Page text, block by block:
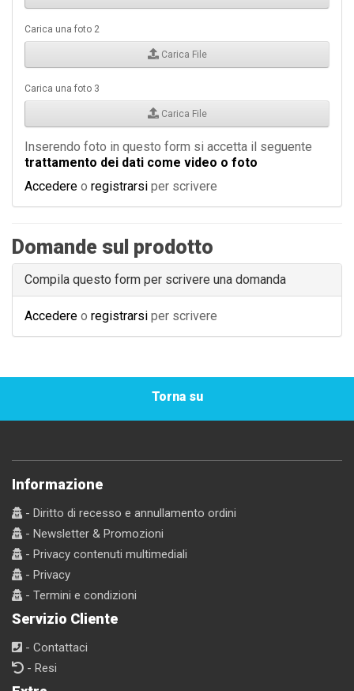
Carica una foto 2
Carica File
Carica una foto 3
Carica File
Inserendo foto in questo form si accetta il seguente
trattamento dei dati come video o foto
Accedere o registrarsi per scrivere
Domande sul prodotto
Compila questo form per scrivere una domanda
Accedere o registrarsi per scrivere
Torna su
Informazione
- Diritto di recesso e annullamento ordini
- Newsletter & Promozioni
- Privacy contenuti multimediali
- Privacy
- Termini e condizioni
Servizio Cliente
- Contattaci
- Resi